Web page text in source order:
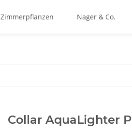
Zimmerpflanzen Nager & Co.
Collar AquaLighter